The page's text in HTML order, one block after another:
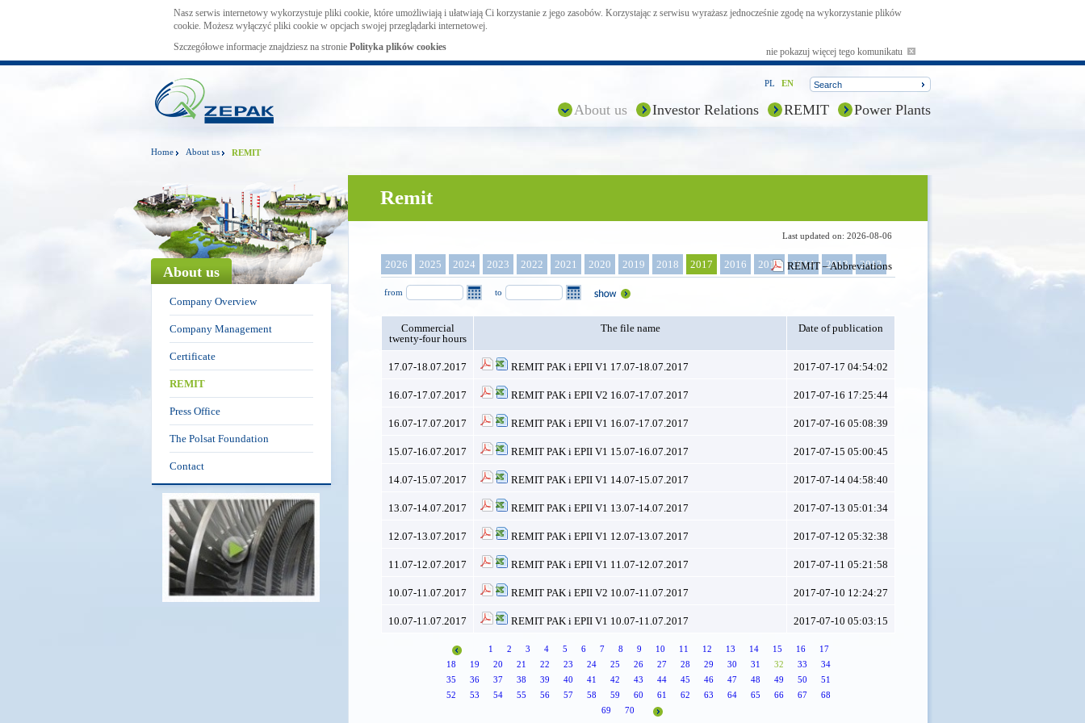
Nasz serwis internetowy wykorzystuje pliki cookie, które umożliwiają i ułatwiają Ci korzystanie z jego zasobów. Korzystając z serwisu wyrażasz jednocześnie zgodę na wykorzystanie plików
cookie. Możesz wyłączyć pliki cookie w opcjach swojej przeglądarki internetowej.
Szczegółowe informacje znajdziesz na stronie Polityka plików cookies nie pokazuj więcej tego komunikatu
PL EN
About us Investor Relations REMIT Power Plants
Home About us REMIT
About us
Company Overview
Company Management
Certificate
REMIT
Press Office
The Polsat Foundation
Contact
Last updated on: 2026-08-06
Remit
2026 2025 2024 2023 2022 2021 2020 2019 2018 2017 2016 2015 2014 2013 2012
from to
REMIT – Abbreviations
Commercial
twenty-four hours
The file name Date of publication
17.07-18.07.2017 REMIT PAK i EPII V1 17.07-18.07.2017 2017-07-17 04:54:02
16.07-17.07.2017 REMIT PAK i EPII V2 16.07-17.07.2017 2017-07-16 17:25:44
16.07-17.07.2017 REMIT PAK i EPII V1 16.07-17.07.2017 2017-07-16 05:08:39
15.07-16.07.2017 REMIT PAK i EPII V1 15.07-16.07.2017 2017-07-15 05:00:45
14.07-15.07.2017 REMIT PAK i EPII V1 14.07-15.07.2017 2017-07-14 04:58:40
13.07-14.07.2017 REMIT PAK i EPII V1 13.07-14.07.2017 2017-07-13 05:01:34
12.07-13.07.2017 REMIT PAK i EPII V1 12.07-13.07.2017 2017-07-12 05:32:38
11.07-12.07.2017 REMIT PAK i EPII V1 11.07-12.07.2017 2017-07-11 05:21:58
10.07-11.07.2017 REMIT PAK i EPII V2 10.07-11.07.2017 2017-07-10 12:24:27
10.07-11.07.2017 REMIT PAK i EPII V1 10.07-11.07.2017 2017-07-10 05:03:15
1 2 3 4 5 6 7 8 9 10 11 12 13 14 15 16
17
18
19 20 21 22 23 24 25 26 27 28 29 30 31 32 33
34
35
36 37 38 39 40 41 42 43 44 45 46 47 48 49 50
51
52
53 54 55 56 57 58 59 60 61 62 63 64 65 66 67
68
69
70